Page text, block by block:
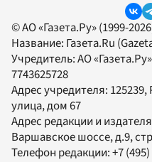
© АО «Газета.Ру» (1999-
Название: Газета.Ru
Учредитель:АО «Газета.Ру»
7743625728
Адрес учредителя:
улица, дом 67
Адрес редакции и
Варшавское шоссе, д.9,
Телефон редакции:+7